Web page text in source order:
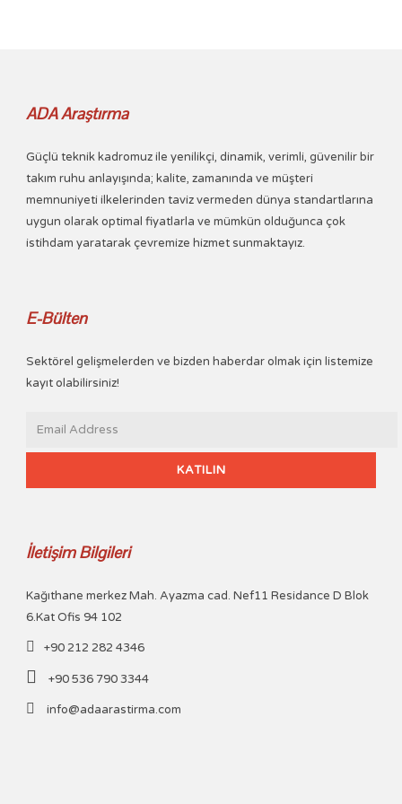
ADA Araştırma
Güçlü teknik kadromuz ile yenilikçi, dinamik, verimli, güvenilir bir
takım ruhu anlayışında; kalite, zamanında ve müşteri
memnuniyeti ilkelerinden taviz vermeden dünya standartlarına
uygun olarak optimal fiyatlarla ve mümkün olduğunca çok
istihdam yaratarak çevremize hizmet sunmaktayız.
E-Bülten
Sektörel gelişmelerden ve bizden haberdar olmak için listemize
kayıt olabilirsiniz!
İletişim Bilgileri
Kağıthane merkez Mah. Ayazma cad. Nef11 Residance D Blok
6.Kat Ofis 94 102
+90 212 282 4346
+90 536 790 3344
info@adaarastirma.com